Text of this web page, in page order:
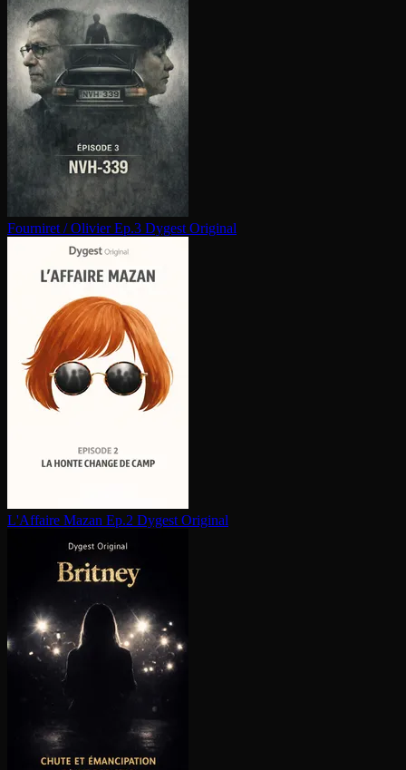
Fourniret / Olivier Ep.3 Dygest Original
L'Affaire Mazan Ep.2 Dygest Original